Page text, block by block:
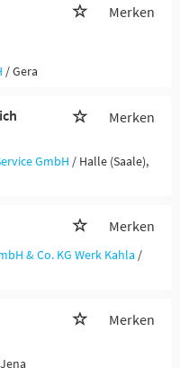
Merken
/ Gera
Merken
GmbH / Halle (Saale),
Merken
& Co. KG Werk Kahla /
Merken